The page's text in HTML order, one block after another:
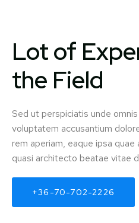
Lot of
the Field
Sed ut perspiciatis unde
voluptatem accusantium
rem aperiam, eaque ipsa
quasi architecto beatae vitae
+36-70-702-2226